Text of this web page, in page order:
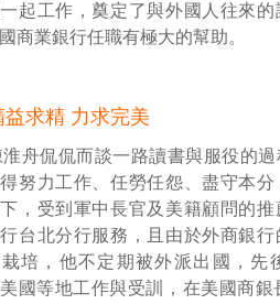
起工作，奠定了與外國人往來
商業銀行任職有極大的幫助。
益求精 力求完美
淮舟侃侃而談一路讀書與服役的
努力工作、任勞任怨、盡守本
，受到軍中長官及美籍顧問的
台北分行服務，且由於外商銀
栽培，他不定期被外派出國，先
國等地工作與受訓，在美國商銀